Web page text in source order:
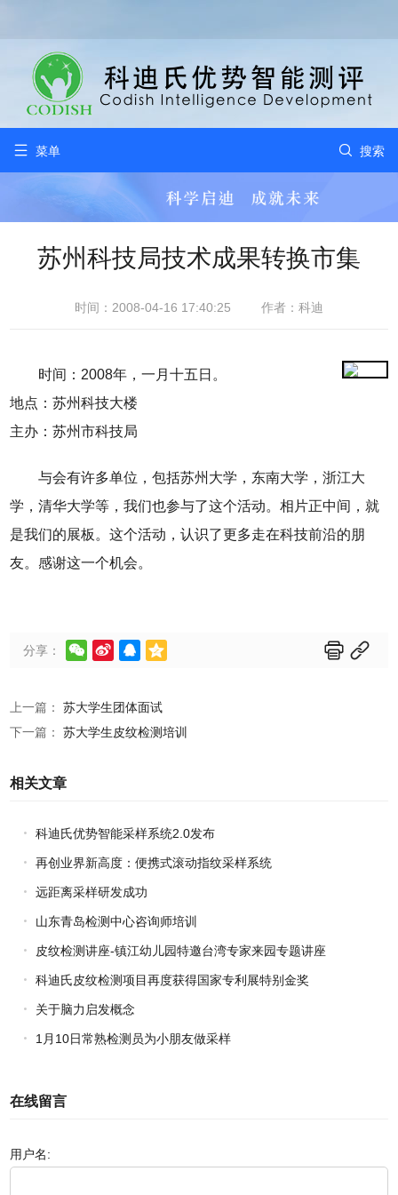
 菜单  搜索
苏州科技局技术成果转换市集
时间：2008-04-16 17:40:25 作者：科迪
时间：2008年，一月十五日。
地点：苏州科技大楼
主办：苏州市科技局
与会有许多单位，包括苏州大学，东南大学，浙江大
学，清华大学等，我们也参与了这个活动。相片正中间，就
是我们的展板。这个活动，认识了更多走在科技前沿的朋
友。感谢这一个机会。
分享：      
上一篇：苏大学生团体面试
下一篇：苏大学生皮纹检测培训
相关文章
科迪氏优势智能采样系统2.0发布
再创业界新高度：便携式滚动指纹采样系统
远距离采样研发成功
山东青岛检测中心咨询师培训
皮纹检测讲座-镇江幼儿园特邀台湾专家来园专题讲座
科迪氏皮纹检测项目再度获得国家专利展特别金奖
关于脑力启发概念
1月10日常熟检测员为小朋友做采样
在线留言
用户名: